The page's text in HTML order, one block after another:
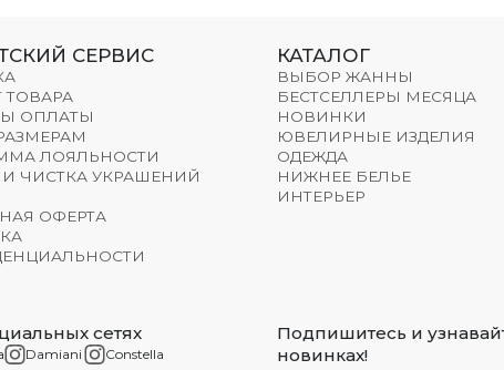
СЕРВИС
ТОВАРА
ОПЛАТЫ
ЛОЯЛЬНОСТИ
ЧИСТКА УКРАШЕНИЙ
ОФЕРТА
КАТАЛОГ
ВЫБОР ЖАННЫ
БЕСТСЕЛЛЕРЫ МЕСЯЦА
НОВИНКИ
ЮВЕЛИРНЫЕ ИЗДЕЛИЯ
ОДЕЖДА
НИЖНЕЕ БЕЛЬЕ
ИНТЕРЬЕР
сетях
Damiani Constella
Подпишитесь и
новинках!